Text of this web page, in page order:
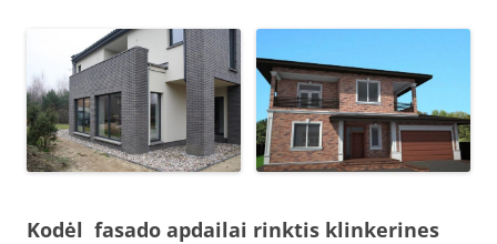
Kodėl fasado apdailai rinktis klinkerines